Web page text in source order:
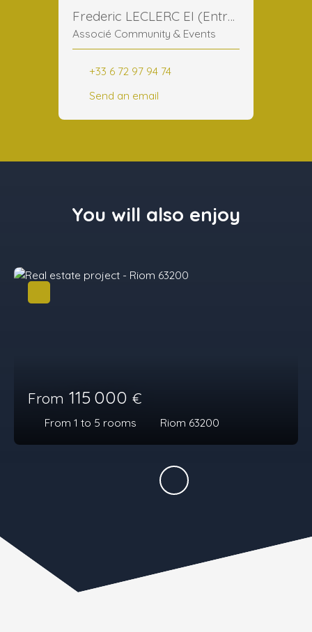
Frederic LECLERC EI (Entreprise Individuelle)
Associé Community & Events
+33 6 72 97 94 74
Send an email
You will also enjoy
From 115 000 €
From 1 to 5 rooms Riom 63200